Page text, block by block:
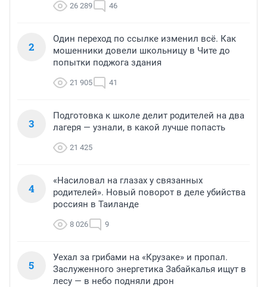
26 289 46
2
Один переход по ссылке изменил всё. Как
мошенники довели школьницу в Чите до
попытки поджога здания
21 905 41
3
Подготовка к школе делит родителей на два
лагеря — узнали, в какой лучше попасть
21 425
4
«Насиловал на глазах у связанных
родителей». Новый поворот в деле убийства
россиян в Таиланде
8 026 9
5
Уехал за грибами на «Крузаке» и пропал.
Заслуженного энергетика Забайкалья ищут в
лесу — в небо подняли дрон